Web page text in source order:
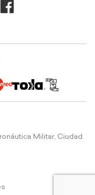
Militar, Ciudad